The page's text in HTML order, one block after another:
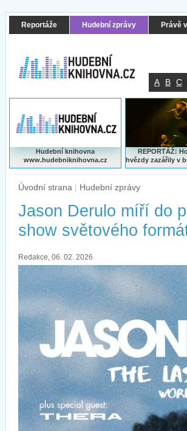
Reportáže Hudební zprávy Právě
A B C
Hudební knihovna
www.hudebniknihovna.cz
REPORTÁŽ:
hvězdy zazářily v
Úvodní strana | Hudební zprávy
Jason Derulo míří do
show světového
Redakce, 06. 02. 2026